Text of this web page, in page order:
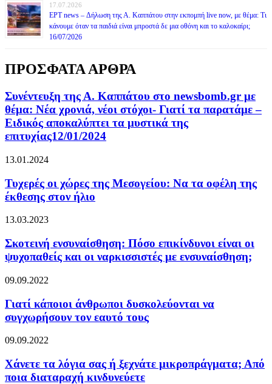
17.07.2026
ΕΡΤ news – Δήλωση της Α. Καππάτου στην εκπομπή live now, με θέμα: Τι
κάνουμε όταν τα παιδιά είναι μπροστά δε μια οθόνη και το καλοκαίρι;
16/07/2026
ΠΡΟΣΦΑΤΑ ΑΡΘΡΑ
Συνέντευξη της Α. Καππάτου στο newsbomb.gr με
θέμα: Νέα χρονιά, νέοι στόχοι- Γιατί τα παρατάμε –
Ειδικός αποκαλύπτει τα μυστικά της
επιτυχίας12/01/2024
13.01.2024
Τυχερές οι χώρες της Μεσογείου: Να τα οφέλη της
έκθεσης στον ήλιο
13.03.2023
Σκοτεινή ενσυναίσθηση: Πόσο επικίνδυνοι είναι οι
ψυχοπαθείς και οι ναρκισσιστές με ενσυναίσθηση;
09.09.2022
Γιατί κάποιοι άνθρωποι δυσκολεύονται να
συγχωρήσουν τον εαυτό τους
09.09.2022
Χάνετε τα λόγια σας ή ξεχνάτε μικροπράγματα; Από
ποια διαταραχή κινδυνεύετε